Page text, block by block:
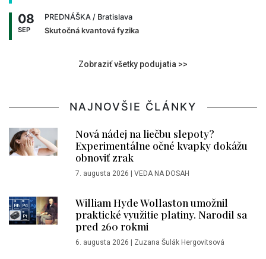
08
SEP
PREDNÁŠKA / Bratislava
Skutočná kvantová fyzika
Zobraziť všetky podujatia >>
NAJNOVŠIE ČLÁNKY
Nová nádej na liečbu slepoty?
Experimentálne očné kvapky dokážu
obnoviť zrak
7. augusta 2026 VEDA NA DOSAH
William Hyde Wollaston umožnil
praktické využitie platiny. Narodil sa
pred 260 rokmi
6. augusta 2026 Zuzana Šulák Hergovitsová